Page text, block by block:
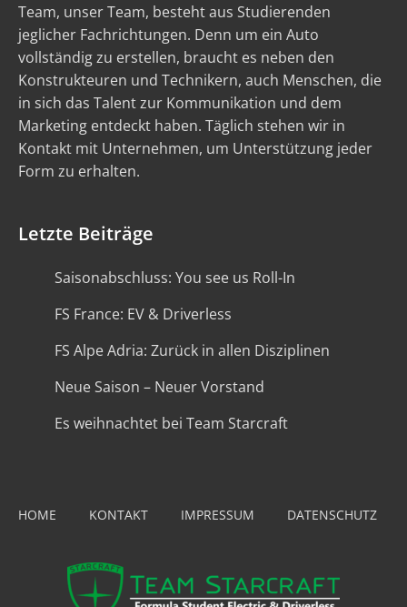
Team, unser Team, besteht aus Studierenden
jeglicher Fachrichtungen. Denn um ein Auto
vollständig zu erstellen, braucht es neben den
Konstrukteuren und Technikern, auch Menschen, die
in sich das Talent zur Kommunikation und dem
Marketing entdeckt haben. Täglich stehen wir in
Kontakt mit Unternehmen, um Unterstützung jeder
Form zu erhalten.
Letzte Beiträge
Saisonabschluss: You see us Roll-In
FS France: EV & Driverless
FS Alpe Adria: Zurück in allen Disziplinen
Neue Saison – Neuer Vorstand
Es weihnachtet bei Team Starcraft
HOME KONTAKT IMPRESSUM DATENSCHUTZ